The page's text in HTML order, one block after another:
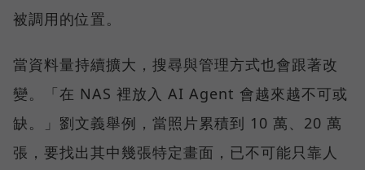
被調用的位置。
當資料量持續擴大，搜尋與管理方式也會跟著改
變。「在 NAS 裡放入 AI Agent 會越來越不可或
缺。」劉文義舉例，當照片累積到 10 萬、20 萬
張，要找出其中幾張特定畫面，已不可能只靠人